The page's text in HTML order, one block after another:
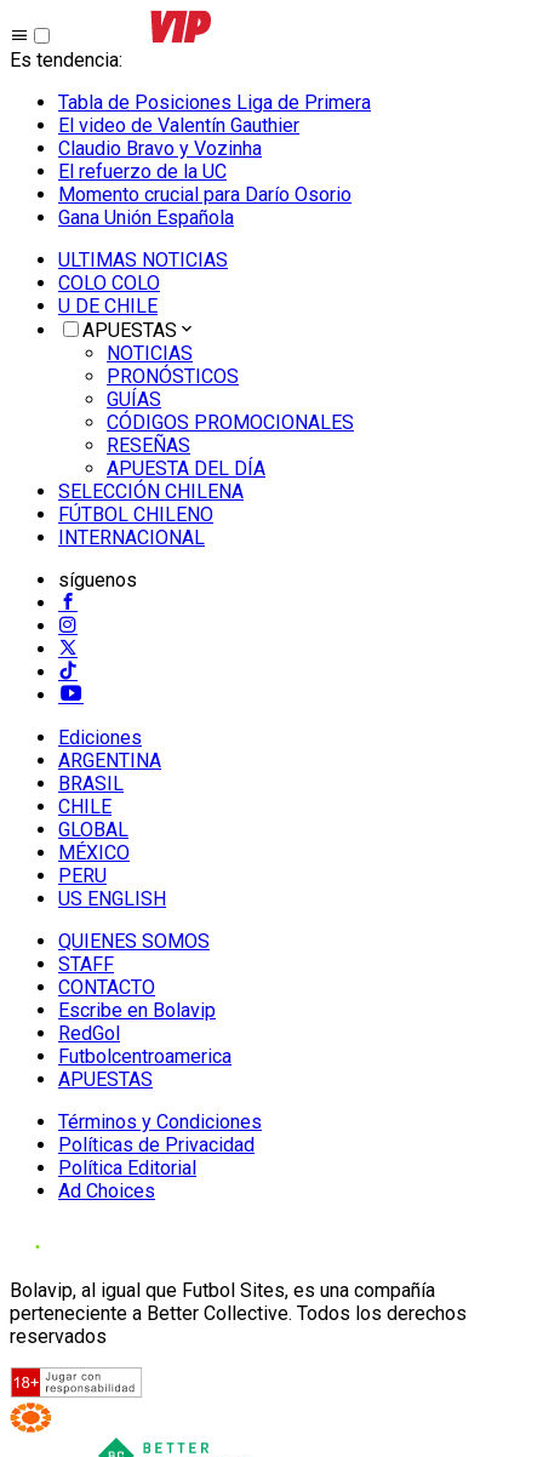
Es tendencia:
Tabla de Posiciones Liga de Primera
El video de Valentín Gauthier
Claudio Bravo y Vozinha
El refuerzo de la UC
Momento crucial para Darío Osorio
Gana Unión Española
ULTIMAS NOTICIAS
COLO COLO
U DE CHILE
APUESTAS
NOTICIAS
PRONÓSTICOS
GUÍAS
CÓDIGOS PROMOCIONALES
RESEÑAS
APUESTA DEL DÍA
SELECCIÓN CHILENA
FÚTBOL CHILENO
INTERNACIONAL
síguenos
Ediciones
ARGENTINA
BRASIL
CHILE
GLOBAL
MÉXICO
PERU
US ENGLISH
QUIENES SOMOS
STAFF
CONTACTO
Escribe en Bolavip
RedGol
Futbolcentroamerica
APUESTAS
Términos y Condiciones
Políticas de Privacidad
Política Editorial
Ad Choices
Bolavip, al igual que Futbol Sites, es una compañía
perteneciente a Better Collective. Todos los derechos
reservados